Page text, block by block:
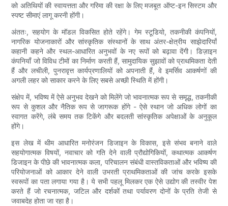
को अतिथियों की स्वायत्तता और गरिमा की रक्षा के लिए मजबूत ऑप्ट-इन सिस्टम और
स्पष्ट सीमाएं लागू करनी होंगी।
अंततः, सहयोग के मॉडल विकसित होते रहेंगे। गेम स्टूडियो, तकनीकी कंपनियों,
नागरिक योजनाकारों और सांस्कृतिक संस्थानों के साथ अंतर-क्षेत्रीय साझेदारियाँ
कहानी कहने और स्थल-आधारित अनुभवों के नए रूपों को बढ़ावा देंगी। डिज़ाइन
कंपनियाँ जो विविध टीमों का निर्माण करती हैं, सामुदायिक सुझावों को प्राथमिकता देती
हैं और लचीली, पुनरावृत्त कार्यप्रणालियों को अपनाती हैं, वे इमर्सिव आकर्षणों की
अगली लहर को साकार करने के लिए सबसे अच्छी स्थिति में होंगी।
संक्षेप में, भविष्य में ऐसे अनुभव देखने को मिलेंगे जो भावनात्मक रूप से समृद्ध, तकनीकी
रूप से कुशल और नैतिक रूप से जागरूक होंगे - ऐसे स्थान जो अधिक लोगों का
स्वागत करेंगे, लंबे समय तक टिकेंगे और बदलती सांस्कृतिक अपेक्षाओं के अनुकूल
होंगे।
इस लेख में थीम आधारित मनोरंजन डिजाइन के विकास, इसे संभव बनाने वाले
सहयोगात्मक विषयों, नवाचार को गति देने वाली प्रौद्योगिकियों, कथात्मक आकर्षण
डिजाइन के पीछे की भावनात्मक कला, परिचालन संबंधी वास्तविकताओं और भविष्य की
परियोजनाओं को आकार देने वाली उभरती प्राथमिकताओं की जांच करके इसके
स्वरूपों का पता लगाया गया है। ये सभी पहलू मिलकर एक ऐसे उद्योग की तस्वीर पेश
करते हैं जो रचनात्मक, जटिल और दर्शकों तथा पर्यावरण दोनों के प्रति तेजी से
जवाबदेह होता जा रहा है।